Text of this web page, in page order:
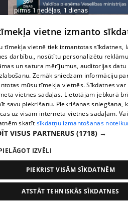
pirms 1 nedēļas, 1 dienas
Pēc asām debatēm valdība
reformu
407. epizode
pirms 1 nedēļas, 1 dienas
Barkavā sākas
vietne izmanto
tīmekļa vietnē tiek izmantotas sīkdatnes,
darbību., nosūtītu personalizētu
un satura mērījumus, auditorijas
Zemāk sniedzam informāciju
mūsu tīmekļa vietnēs. Sīkdatnes
vietnes sadaļas. Lietotājam jebkurā
savu piekrišanu. Piekrišanas sniegšana,
uz visām interneta vietnes sadaļām.
skatīt sīkdatņu izmantošanas
VISUS PARTNERUS (1718) →
IZVĒLI
PIEKRIST VISĀM SĪKDATNĒM
ATSTĀT TEHNISKĀS SĪKDATNES